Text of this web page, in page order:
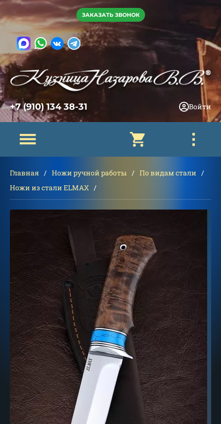
ЗАКАЗАТЬ ЗВОНОК
+7 (910) 134 38-31 Войти
Главная Ножи ручной работы
По видам стали
Ножи из стали ELMAX